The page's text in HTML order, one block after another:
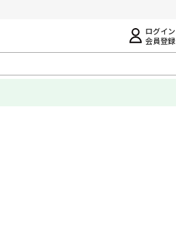
ログイン
会員登録